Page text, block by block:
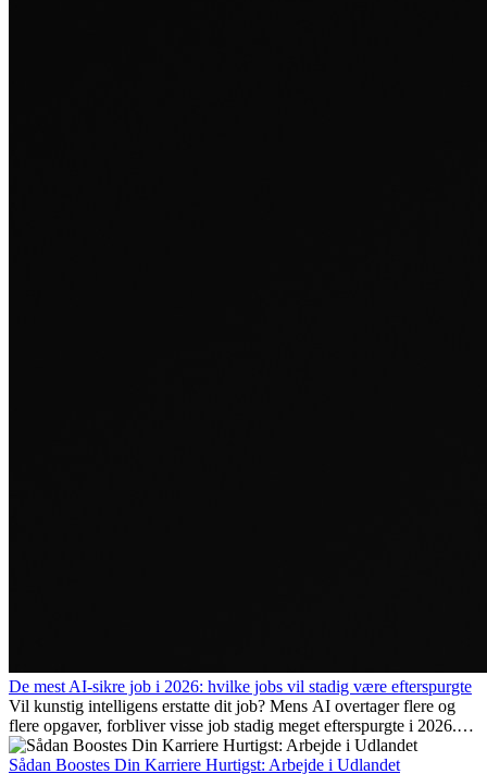
De mest AI-sikre job i 2026: hvilke jobs vil stadig være efterspurgte
Vil kunstig intelligens erstatte dit job? Mens AI overtager flere og
flere opgaver, forbliver visse job stadig meget efterspurgte i 2026.
Her gennemgår vi hvilke typer arbejde der anses som mest
fremtidssikre, hvilke kompetencer der vil være vigtige på lang sigt,
Sådan Boostes Din Karriere Hurtigst: Arbejde i Udlandet